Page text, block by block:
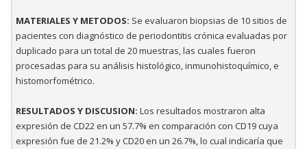
MATERIALES Y METODOS: Se evaluaron biopsias de 10 sitios de
pacientes con diagnóstico de periodontitis crónica evaluadas por
duplicado para un total de 20 muestras, las cuales fueron
procesadas para su análisis histológico, inmunohistoquímico, e
histomorfométrico.
RESULTADOS Y DISCUSION: Los resultados mostraron alta
expresión de CD22 en un 57.7% en comparación con CD19 cuya
expresión fue de 21.2% y CD20 en un 26.7%, lo cual indicaría que